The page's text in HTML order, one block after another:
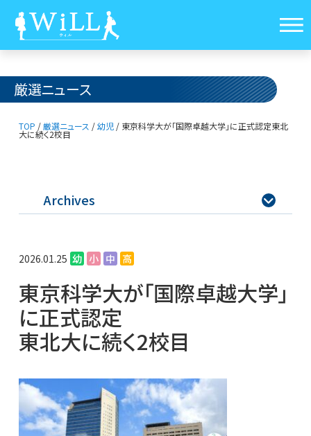
厳選ニュース
TOP /厳選ニュース /幼児/ 東京科学大が「国際卓越大学」に正式認定東北
大に続く2校目
Archives 
2026.01.25 幼 小 中 高
東京科学大が「国際卓越大学」
に正式認定
東北大に続く2校目